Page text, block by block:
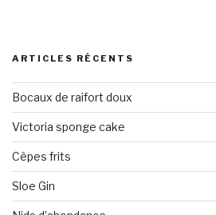
ARTICLES RÉCENTS
Bocaux de raifort doux
Victoria sponge cake
Cèpes frits
Sloe Gin